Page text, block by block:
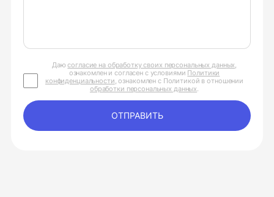
Даюсогласие на обработку своих персональных данных,
ознакомлен и согласен с условиями Политики
конфиденциальности, ознакомлен с Политикой в отношении
обработки персональных данных.
ОТПРАВИТЬ